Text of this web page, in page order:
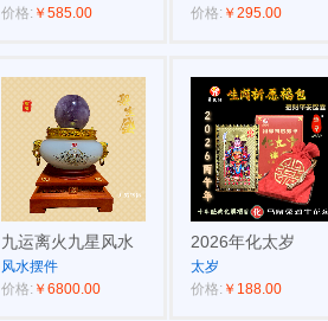
价格: ￥585.00
价格: ￥295.00
九运离火九星风水
风水摆件
价格: ￥6800.00
2026年化太岁
太岁
价格: ￥188.00